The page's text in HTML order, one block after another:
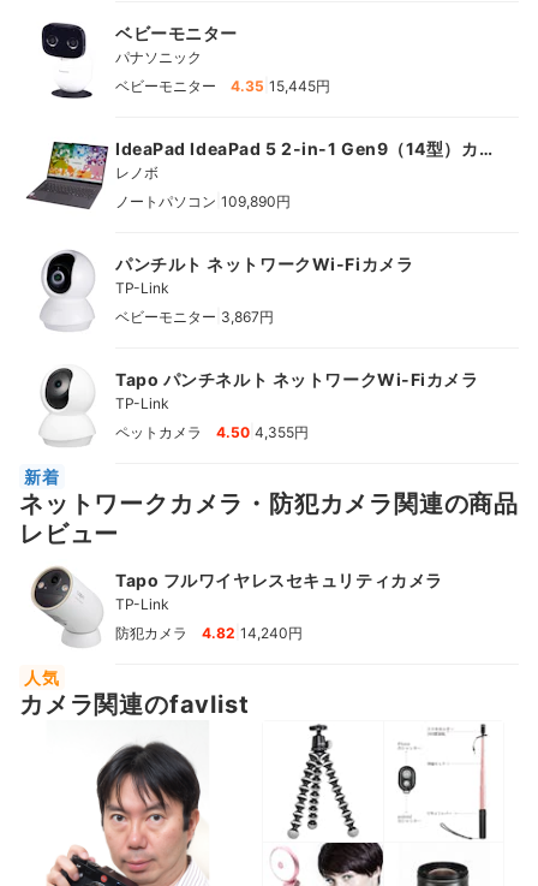
ベビーモニター
パナソニック
ベビーモニター
4.35 15,445円
IdeaPad IdeaPad 5 2-in-1 Gen9（14型）カ
スタマイズモデル
レノボ
ノートパソコン 109,890円
パンチルト ネットワークWi-Fiカメラ
TP-Link
ベビーモニター 3,867円
Tapo パンチネルト ネットワークWi-Fiカメラ
TP-Link
ペットカメラ
4.50 4,355円
新着
ネットワークカメラ・防犯カメラ関連の商品
レビュー
Tapo フルワイヤレスセキュリティカメラ
TP-Link
防犯カメラ
4.82 14,240円
人気
カメラ関連のfavlist